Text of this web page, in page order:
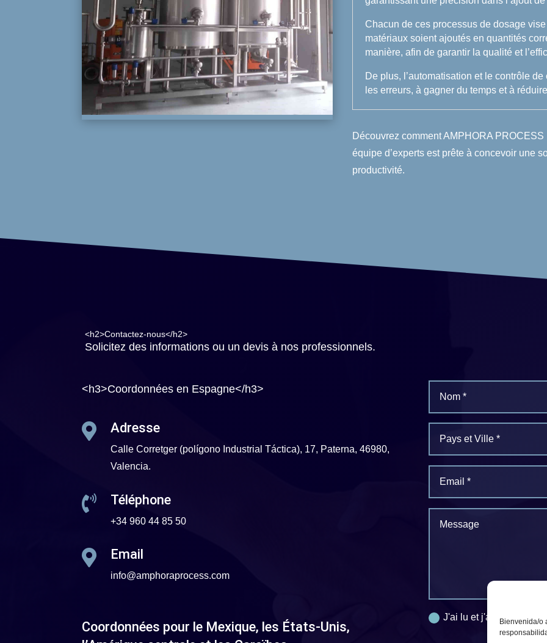
Bienvenida/o
Chacun de ces processus de dosage
matériaux soient ajoutés en quantités
manière, afin de garantir la qualité et
De plus, l’automatisation et le contrôle
les erreurs, à gagner du temps et à
Découvrez comment AMPHORA
équipe d’experts est prête à concevoir une
productivité.
<h2>Contactez-nous</h2>
Solicitez des informations ou un devis à nos professionnels.
<h3>Coordonnées en Espagne</h3>
 Adresse
Calle Corretger (polígono Industrial Táctica), 17, Paterna, 46980,
Valencia.
 Téléphone
+34 960 44 85 50
 Email
info@amphoraprocess.com
Coordonnées pour le Mexique, les États-Unis,
J'ai lu et j'accepte la